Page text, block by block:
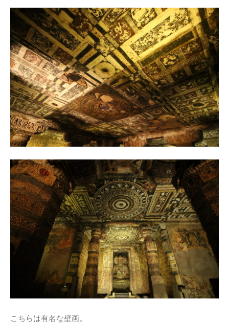
こちらは有名な壁画。